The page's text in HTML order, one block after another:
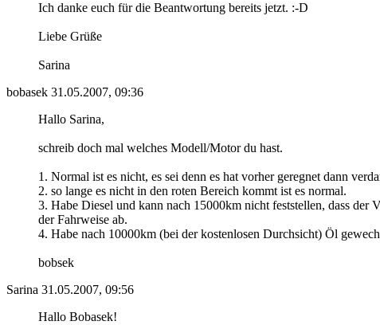
Ich danke euch für die Beantwortung bereits jetzt. :-D
Liebe Grüße
Sarina
bobasek 31.05.2007, 09:36
Hallo Sarina,
schreib doch mal welches Modell/Motor du hast.
1. Normal ist es nicht, es sei denn es hat vorher geregnet dann
2. so lange es nicht in den roten Bereich kommt ist es normal.
3. Habe Diesel und kann nach 15000km nicht feststellen, dass
der Fahrweise ab.
4. Habe nach 10000km (bei der kostenlosen Durchsicht) Öl
bobsek
Sarina 31.05.2007, 09:56
Hallo Bobasek!